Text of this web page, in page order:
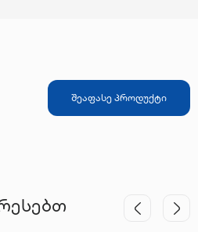
შეაფასე პროდუქტი